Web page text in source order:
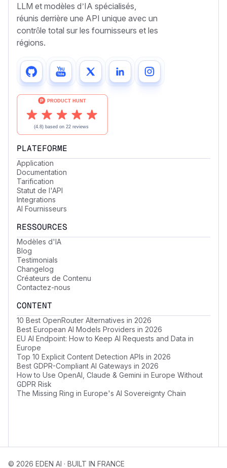
LLM et modèles d’IA spécialisés,
réunis derrière une API unique avec un
contrôle total sur les fournisseurs et les
régions.
PLATEFORME
Application
Documentation
Tarification
Statut de l'API
Integrations
AI Fournisseurs
RESSOURCES
Modèles d'IA
Blog
Testimonials
Changelog
Créateurs de Contenu
Contactez-nous
CONTENT
10 Best OpenRouter Alternatives in 2026
Best European AI Models Providers in 2026
EU AI Endpoint: How to Keep AI Requests and Data in
Europe
Top 10 Explicit Content Detection APIs in 2026
Best GDPR-Compliant AI Gateways in 2026
How to Use OpenAI, Claude & Gemini in Europe Without
GDPR Risk
The Missing Ring in Europe's AI Sovereignty Chain
© 2026 EDEN AI · BUILT IN FRANCE